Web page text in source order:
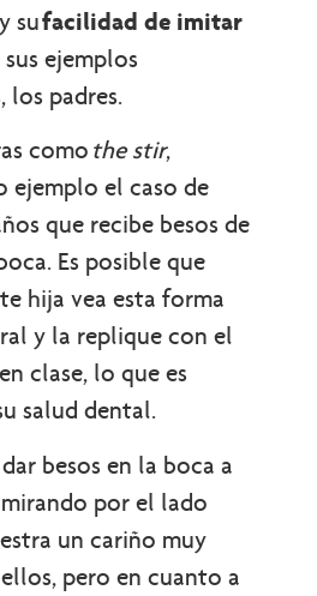
sufacilidad de imitar
ejemplos
los padres.
como the stir,
ejemplo el caso de
que recibe besos de
Es posible que
hija vea esta forma
y la replique con el
clase, lo que es
salud dental.
besos en la boca a
por el lado
un cariño muy
pero en cuanto a